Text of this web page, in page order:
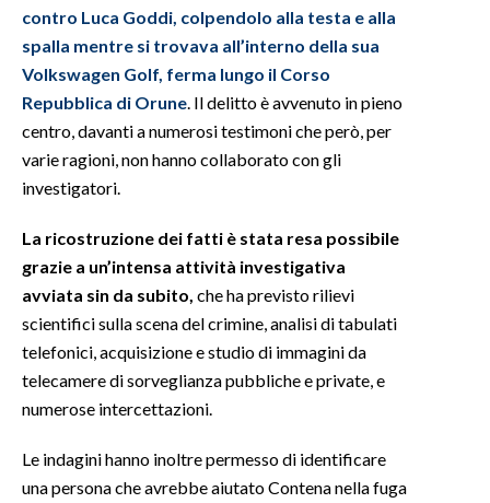
contro Luca Goddi, colpendolo alla testa e alla
spalla mentre si trovava all’interno della sua
Volkswagen Golf, ferma lungo il Corso
Repubblica di Orune . Il delitto è avvenuto in pieno
centro, davanti a numerosi testimoni che però, per
varie ragioni, non hanno collaborato con gli
investigatori.
La ricostruzione dei fatti è stata resa possibile
grazie a un’intensa attività investigativa
avviata sin da subito, che ha previsto rilievi
scientifici sulla scena del crimine, analisi di tabulati
telefonici, acquisizione e studio di immagini da
telecamere di sorveglianza pubbliche e private, e
numerose intercettazioni.
Le indagini hanno inoltre permesso di identificare
una persona che avrebbe aiutato Contena nella fuga